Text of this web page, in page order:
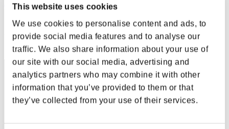
This website uses cookies
We use cookies to personalise content and ads, to
provide social media features and to analyse our
traffic. We also share information about your use of
our site with our social media, advertising and
analytics partners who may combine it with other
information that you’ve provided to them or that
they’ve collected from your use of their services.
Zloj
Punteggio:Lv:1/01'21"83
Posizione
12